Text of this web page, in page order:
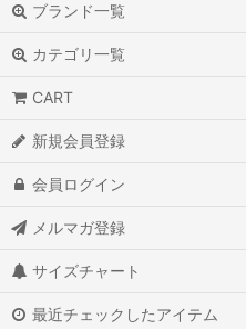
ブランド一覧
カテゴリ一覧
CART
新規会員登録
会員ログイン
メルマガ登録
サイズチャート
最近チェックしたアイテム